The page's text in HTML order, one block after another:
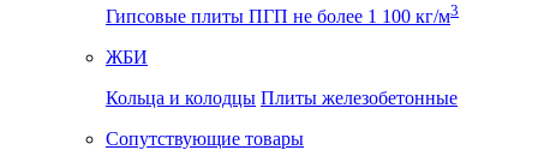
Гипсовые плиты ПГП не более 1 100 кг/м3
ЖБИ
Кольца и колодцы Плиты железобетонные
Сопутствующие товары